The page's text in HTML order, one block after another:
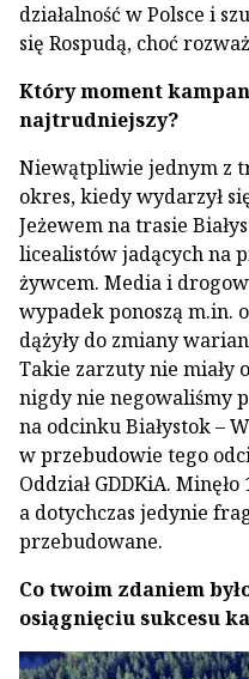
działalność w Polsce i
się Rospudą, choć
Który moment
najtrudniejszy?
Niewątpliwie jednym z
okres, kiedy wydarzył
Jeżewem na trasie
licealistów jadących na
żywcem. Media i
wypadek ponoszą m.in.
dążyły do zmiany
Takie zarzuty nie miały
nigdy nie negowaliśmy
na odcinku Białystok –
w przebudowie tego
Oddział GDDKiA.
a dotychczas jedynie
przebudowane.
Co twoim zdaniem
osiągnięciu sukcesu